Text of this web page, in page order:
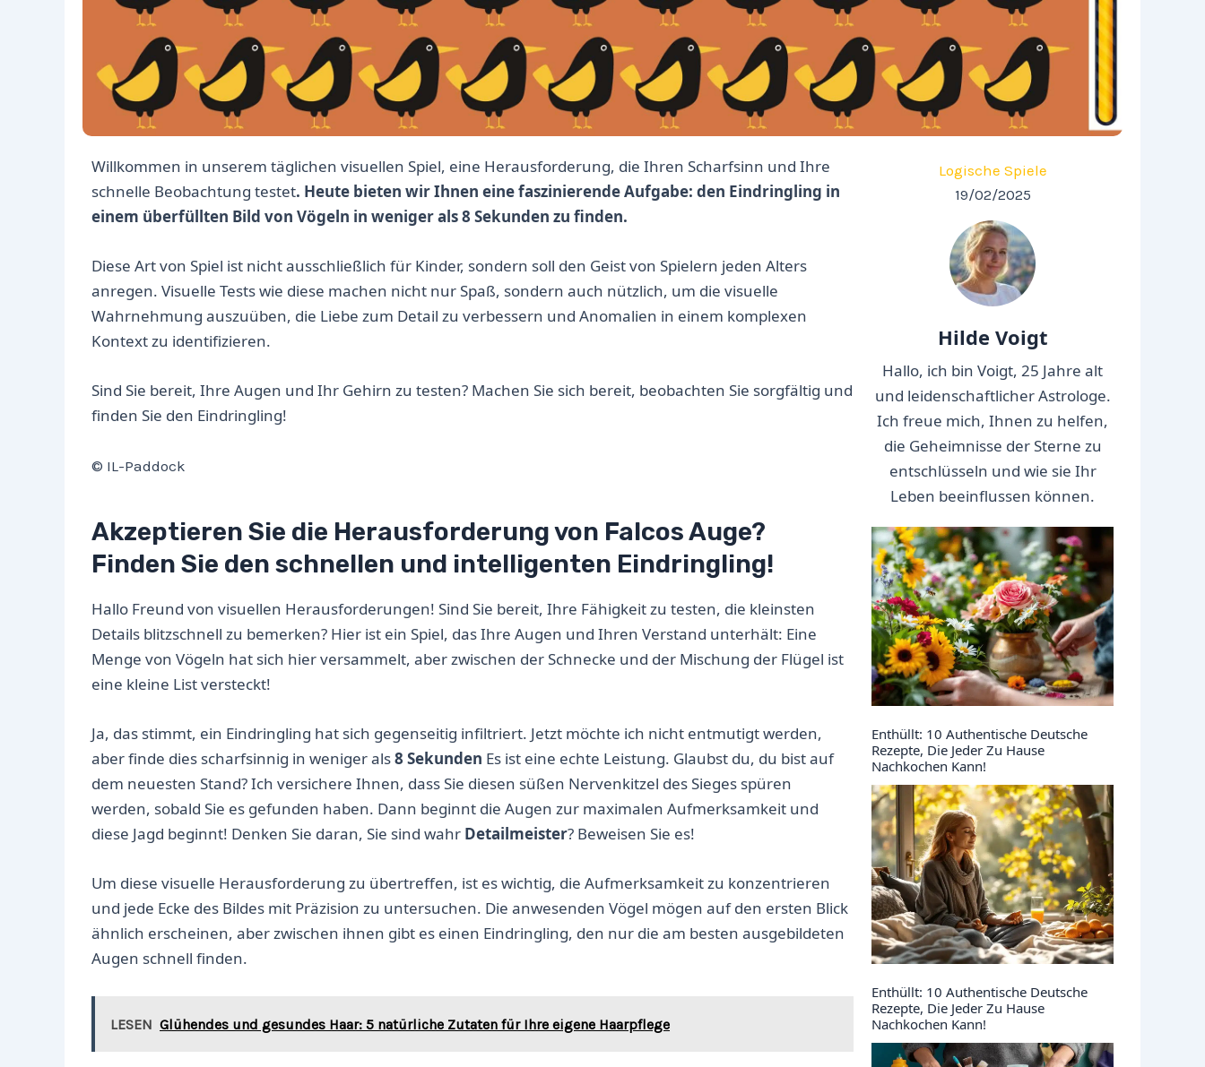
Willkommen in unserem täglichen visuellen Spiel, eine Herausforderung, die Ihren Scharfsinn und Ihre
schnelle Beobachtung testet. Heute bieten wir Ihnen eine faszinierende Aufgabe: den Eindringling in
einem überfüllten Bild von Vögeln in weniger als 8 Sekunden zu finden.
Diese Art von Spiel ist nicht ausschließlich für Kinder, sondern soll den Geist von Spielern jeden Alters
anregen. Visuelle Tests wie diese machen nicht nur Spaß, sondern auch nützlich, um die visuelle
Wahrnehmung auszuüben, die Liebe zum Detail zu verbessern und Anomalien in einem komplexen
Kontext zu identifizieren.
Sind Sie bereit, Ihre Augen und Ihr Gehirn zu testen? Machen Sie sich bereit, beobachten Sie sorgfältig und
finden Sie den Eindringling!
© IL-Paddock
Akzeptieren Sie die Herausforderung von Falcos Auge?
Finden Sie den schnellen und intelligenten Eindringling!
Hallo Freund von visuellen Herausforderungen! Sind Sie bereit, Ihre Fähigkeit zu testen, die kleinsten
Details blitzschnell zu bemerken? Hier ist ein Spiel, das Ihre Augen und Ihren Verstand unterhält: Eine
Menge von Vögeln hat sich hier versammelt, aber zwischen der Schnecke und der Mischung der Flügel ist
eine kleine List versteckt!
Ja, das stimmt, ein Eindringling hat sich gegenseitig infiltriert. Jetzt möchte ich nicht entmutigt werden,
aber finde dies scharfsinnig in weniger als8 Sekunden Es ist eine echte Leistung. Glaubst du, du bist auf
dem neuesten Stand? Ich versichere Ihnen, dass Sie diesen süßen Nervenkitzel des Sieges spüren
werden, sobald Sie es gefunden haben. Dann beginnt die Augen zur maximalen Aufmerksamkeit und
diese Jagd beginnt! Denken Sie daran, Sie sind wahr Detailmeister? Beweisen Sie es!
Um diese visuelle Herausforderung zu übertreffen, ist es wichtig, die Aufmerksamkeit zu konzentrieren
und jede Ecke des Bildes mit Präzision zu untersuchen. Die anwesenden Vögel mögen auf den ersten Blick
ähnlich erscheinen, aber zwischen ihnen gibt es einen Eindringling, den nur die am besten ausgebildeten
Augen schnell finden.
LESEN Glühendes und gesundes Haar: 5 natürliche Zutaten für Ihre eigene Haarpflege
Logische Spiele
19/02/2025
Hilde Voigt
Hallo, ich bin Voigt, 25 Jahre alt
und leidenschaftlicher Astrologe.
Ich freue mich, Ihnen zu helfen,
die Geheimnisse der Sterne zu
entschlüsseln und wie sie Ihr
Leben beeinflussen können.
Enthüllt: 10 Authentische Deutsche
Rezepte, Die Jeder Zu Hause
Nachkochen Kann!
Enthüllt: 10 Authentische Deutsche
Rezepte, Die Jeder Zu Hause
Nachkochen Kann!